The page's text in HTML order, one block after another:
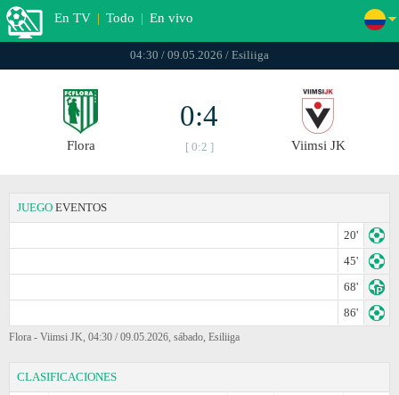
En TV | Todo | En vivo
04:30 / 09.05.2026 / Esiliiga
Flora
0:4
[ 0:2 ] Viimsi JK
JUEGO EVENTOS
20'
45'
68'
86'
Flora - Viimsi JK, 04:30 / 09.05.2026, sábado, Esiliiga
CLASIFICACIONES